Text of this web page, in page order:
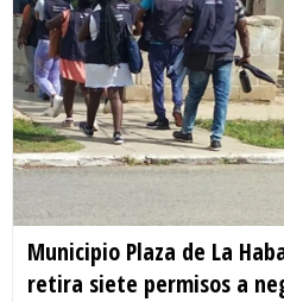
Municipio Plaza de La
retira siete permisos a